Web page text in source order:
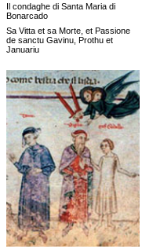
Il condaghe di Santa Maria di
Bonarcado
Sa Vitta et sa Morte, et Passione
de sanctu Gavinu, Prothu et
Januariu